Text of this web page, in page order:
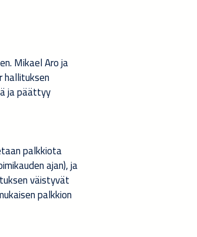
Mikael Aro ja
hallituksen
ja päättyy
palkkiota
ajan), ja
väistyvät
palkkion